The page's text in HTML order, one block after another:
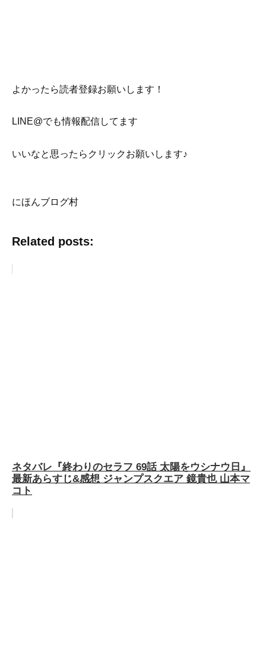
よかったら読者登録お願いします！
LINE@でも情報配信してます
いいなと思ったらクリックお願いします♪
にほんブログ村
Related posts:
ネタバレ『終わりのセラフ 69話 太陽をウシナウ日』
最新あらすじ&感想 ジャンプスクエア 鏡貴也 山本マ
コト